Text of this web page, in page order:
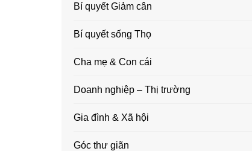
Bí quyết Giảm cân
Bí quyết sống Thọ
Cha mẹ & Con cái
Doanh nghiệp – Thị trường
Gia đình & Xã hội
Góc thư giãn